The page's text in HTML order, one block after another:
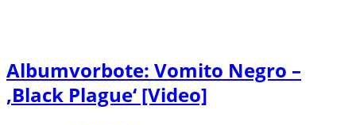
Albumvorbote: Vomito Negro –
‚Black Plague‘ [Video]